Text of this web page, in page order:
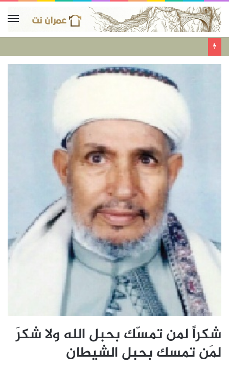
شكراً لمن تمسّك بحبل الله ولا شكرَ
لمَن تمسك بحبل الشيطان